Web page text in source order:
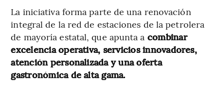
La iniciativa forma parte de una renovación
integral de la red de estaciones de la petrolera
de mayoría estatal, que apunta a combinar
excelencia operativa, servicios innovadores,
atención personalizada y una oferta
gastronómica de alta gama.